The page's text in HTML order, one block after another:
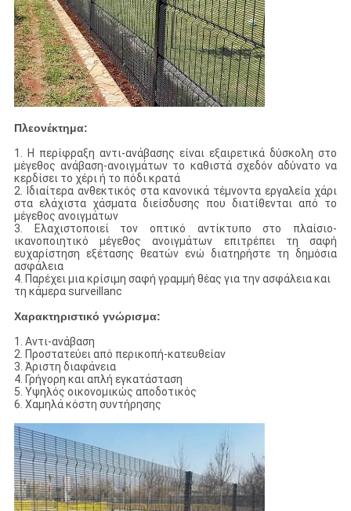
υποβολή
Πλεονέκτημα:
1. Η περίφραξη αντι-ανάβασης είναι εξαιρετικά δύσκολη στο
μέγεθος ανάβαση-ανοιγμάτων το καθιστά σχεδόν αδύνατο να
κερδίσει το χέρι ή το πόδι κρατά
2. Ιδιαίτερα ανθεκτικός στα κανονικά τέμνοντα εργαλεία χάρι
στα ελάχιστα χάσματα διείσδυσης που διατίθενται από το
μέγεθος ανοιγμάτων
3. Ελαχιστοποιεί τον οπτικό αντίκτυπο στο πλαίσιο-
ικανοποιητικό μέγεθος ανοιγμάτων επιτρέπει τη σαφή
ευχαρίστηση εξέτασης θεατών ενώ διατηρήστε τη δημόσια
ασφάλεια
4. Παρέχει μια κρίσιμη σαφή γραμμή θέας για την ασφάλεια και
τη κάμερα surveillanc
Χαρακτηριστικό γνώρισμα:
1. Αντι-ανάβαση
2. Προστατεύει από περικοπή-κατευθείαν
3. Άριστη διαφάνεια
4. Γρήγορη και απλή εγκατάσταση
5. Υψηλός οικονομικώς αποδοτικός
6. Χαμηλά κόστη συντήρησης